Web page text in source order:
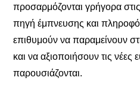
προσαρμόζονται γρήγορα
πηγή έμπνευσης και
επιθυμούν να παραμείνουν
και να αξιοποιήσουν τις νέες
παρουσιάζονται.